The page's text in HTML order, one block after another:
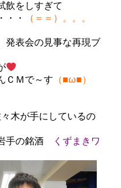
飲をしすぎて
・・
（＝＝）。。。
発表会の見事な再現ブ
ＣＭで～す （■ω■）
木が手にしているの
手の銘酒
くずまきワ